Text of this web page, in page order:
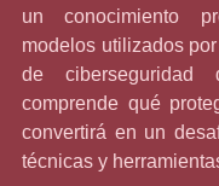
un conocimiento
modelos utilizados
de
comprende qué
convertirá en un
técnicas y